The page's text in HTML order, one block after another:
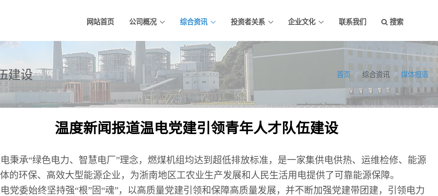
网站首页 公司概况 综合资讯 投资者关系 企业文化 联系我们 搜索
建设 首页 / 综合资讯 / 媒体报道
温度新闻报道温电党建引领青年人才队伍建设
秉承“绿色电力、智慧电厂 ”理念，燃煤机组均达到超低排放标准，是一家集供电供热、运维检修、能源
的环保、高效大型能源企业，为浙南地区工农业生产发展和人民生活用电提供了可靠能源保障。
党委始终坚持强“根”固 “魂”，以高质量党建引领和保障高质量发展，并不断加强党建带团建，引领电力